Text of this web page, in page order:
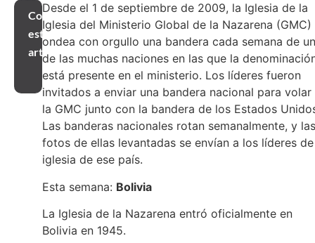
Compartir
este
artículo
Desde el 1 de septiembre de 2009, la Iglesia de la
Iglesia del Ministerio Global de la Nazarena (GMC)
ondea con orgullo una bandera cada semana de
de las muchas naciones en las que la
está presente en el ministerio. Los líderes fueron
invitados a enviar una bandera nacional para volar
la GMC junto con la bandera de los Estados
Las banderas nacionales rotan semanalmente, y las
fotos de ellas levantadas se envían a los líderes
iglesia de ese país.
Esta semana: Bolivia
La Iglesia de la Nazarena entró oficialmente en
Bolivia en 1945.